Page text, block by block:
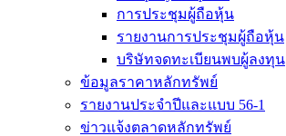
การประชุมผู้ถือหุ้น
รายงานการประชุมผู้ถือหุ้น
บริษัทจดทะเบียนพบผู้ลงทุน
ข้อมูลราคาหลักทรัพย์
รายงานประจำปีและแบบ 56-1
ข่าวแจ้งตลาดหลักทรัพย์